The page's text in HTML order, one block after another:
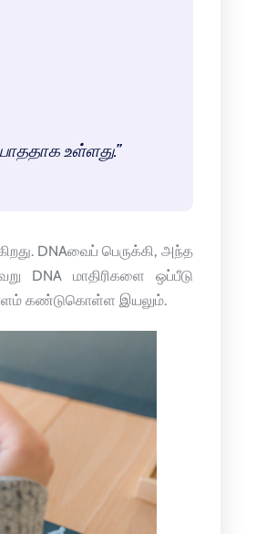
உள்ளது.’’
DNAவைப் பெருக்கி, அந்த
DNA மாதிரிகளை ஒப்பீடு
கண்டுகொள்ள இயலும்.